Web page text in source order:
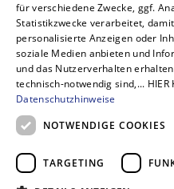
für verschiedene Zwecke, ggf.
Statistikzwecke verarbeitet,
personalisierte Anzeigen oder
soziale Medien anbieten und
und das Nutzerverhalten
technisch-notwendig sind,... HIER
Datenschutzhinweise
NOTWENDIGE COOKIES
TARGETING